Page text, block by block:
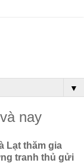
▼
nay
Lạt thăm gia
tranh thủ gửi